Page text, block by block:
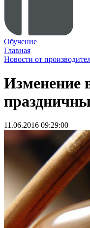
Обучение
Главная
Новости от
Изменение
11.06.2016 09:29:00